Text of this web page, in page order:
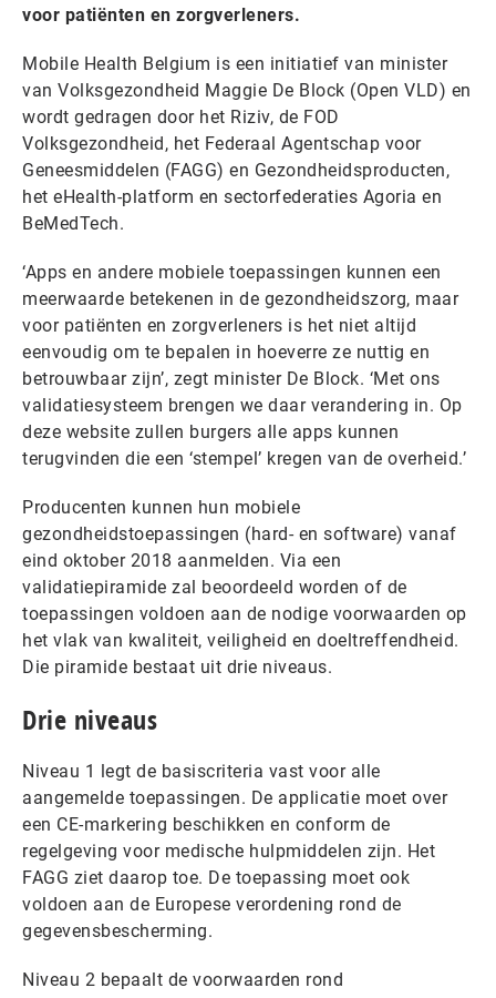
voor patiënten en zorgverleners.
Mobile Health Belgium is een initiatief van minister
van Volksgezondheid Maggie De Block (Open VLD) en
wordt gedragen door het Riziv, de FOD
Volksgezondheid, het Federaal Agentschap voor
Geneesmiddelen (FAGG) en Gezondheidsproducten,
het eHealth-platform en sectorfederaties Agoria en
BeMedTech.
‘Apps en andere mobiele toepassingen kunnen een
meerwaarde betekenen in de gezondheidszorg, maar
voor patiënten en zorgverleners is het niet altijd
eenvoudig om te bepalen in hoeverre ze nuttig en
betrouwbaar zijn’, zegt minister De Block. ‘Met ons
validatiesysteem brengen we daar verandering in. Op
deze website zullen burgers alle apps kunnen
terugvinden die een ‘stempel’ kregen van de overheid.’
Producenten kunnen hun mobiele
gezondheidstoepassingen (hard- en software) vanaf
eind oktober 2018 aanmelden. Via een
validatiepiramide zal beoordeeld worden of de
toepassingen voldoen aan de nodige voorwaarden op
het vlak van kwaliteit, veiligheid en doeltreffendheid.
Die piramide bestaat uit drie niveaus.
Drie niveaus
Niveau 1 legt de basiscriteria vast voor alle
aangemelde toepassingen. De applicatie moet over
een CE-markering beschikken en conform de
regelgeving voor medische hulpmiddelen zijn. Het
FAGG ziet daarop toe. De toepassing moet ook
voldoen aan de Europese verordening rond de
gegevensbescherming.
Niveau 2 bepaalt de voorwaarden rond